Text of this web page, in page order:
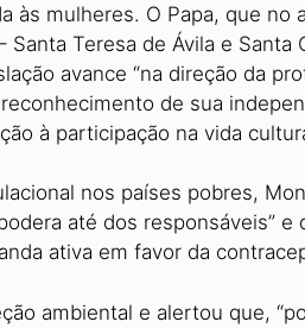
às mulheres. O Papa, que no
Teresa de Ávila e Santa
avance “na direção da
de sua
à participação na vida
nos países pobres,
até dos responsáveis” e
ativa em favor da
ambiental e alertou que,